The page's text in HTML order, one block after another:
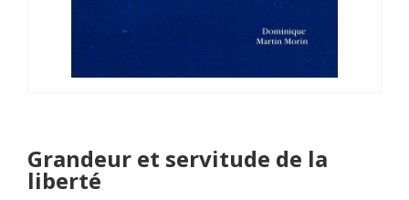
Grandeur et servitude de la
liberté